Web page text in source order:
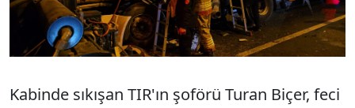
Kabinde sıkışan TIR'ın şoförü Turan Biçer, feci